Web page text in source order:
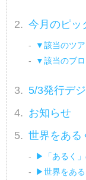
今月のピ
▼該当のツ
▼該当のブロ
5/3発行デ
お知らせ
世界をある
▶「あるく」
▶世界をある